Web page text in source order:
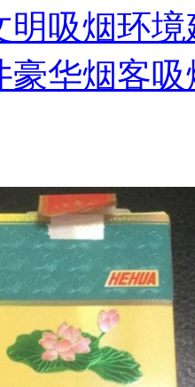
明吸烟环
豪华烟客